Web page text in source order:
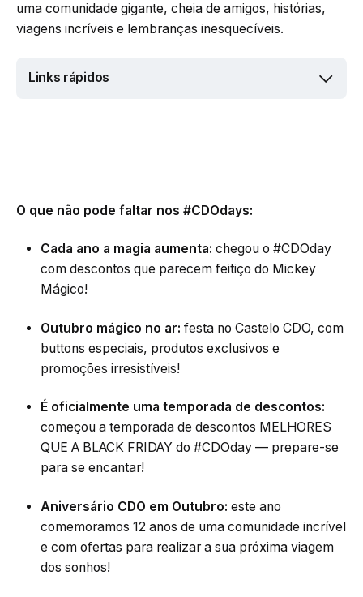
uma comunidade gigante, cheia de amigos, histórias,
viagens incríveis e lembranças inesquecíveis.
Links rápidos
O que não pode faltar nos #CDOdays:
Cada ano a magia aumenta: chegou o #CDOday
com descontos que parecem feitiço do Mickey
Mágico!
Outubro mágico no ar: festa no Castelo CDO, com
buttons especiais, produtos exclusivos e
promoções irresistíveis!
É oficialmente uma temporada de descontos:
começou a temporada de descontos MELHORES
QUE A BLACK FRIDAY do #CDOday — prepare-se
para se encantar!
Aniversário CDO em Outubro: este ano
comemoramos 12 anos de uma comunidade incrível
e com ofertas para realizar a sua próxima viagem
dos sonhos!